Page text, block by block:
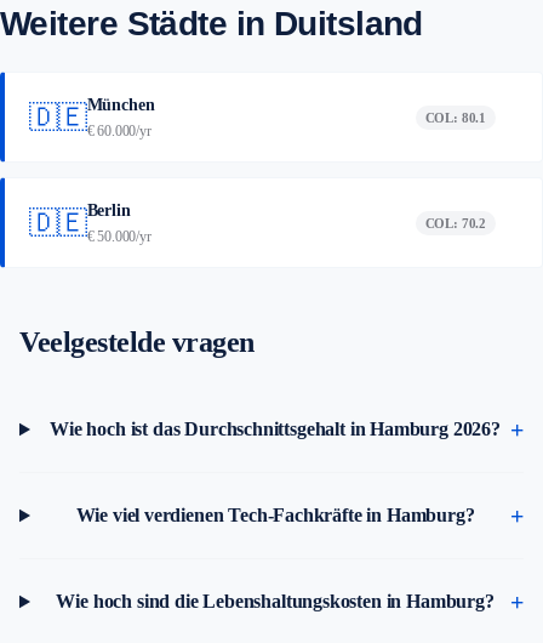
Weitere Städte in Duitsland
🇩🇪München
€ 60.000/yr
COL: 80.1
🇩🇪Berlin
€ 50.000/yr
COL: 70.2
Veelgestelde vragen
Wie hoch ist das Durchschnittsgehalt in Hamburg 2026?
Wie viel verdienen Tech-Fachkräfte in Hamburg?
Wie hoch sind die Lebenshaltungskosten in Hamburg?